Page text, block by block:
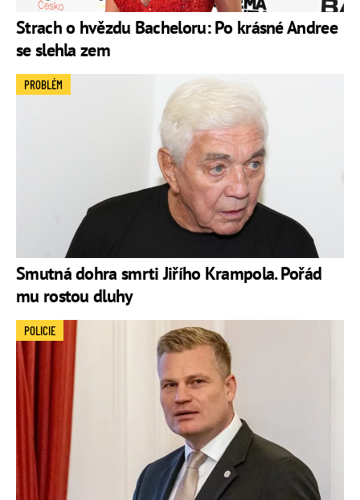
Strach o hvězdu Bacheloru: Po krásné Andree
se slehla zem
Smutná dohra smrti Jiřího Krampola. Pořád
mu rostou dluhy
PROBLÉM
POLICIE